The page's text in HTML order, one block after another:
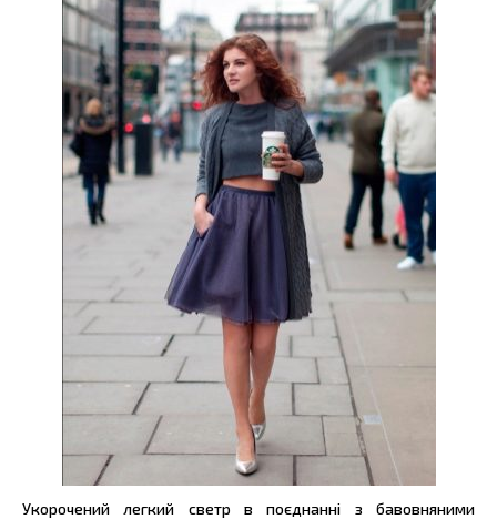
Укорочений легкий светр в поєднанні з бавовняними